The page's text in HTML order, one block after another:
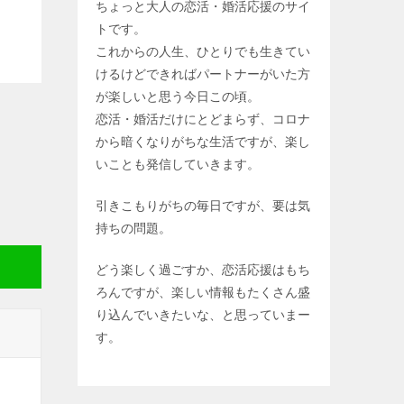
ちょっと大人の恋活・婚活応援のサイ
トです。
これからの人生、ひとりでも生きてい
けるけどできればパートナーがいた方
が楽しいと思う今日この頃。
恋活・婚活だけにとどまらず、コロナ
から暗くなりがちな生活ですが、楽し
いことも発信していきます。
引きこもりがちの毎日ですが、要は気
持ちの問題。
どう楽しく過ごすか、恋活応援はもち
ろんですが、楽しい情報もたくさん盛
り込んでいきたいな、と思っていまー
す。